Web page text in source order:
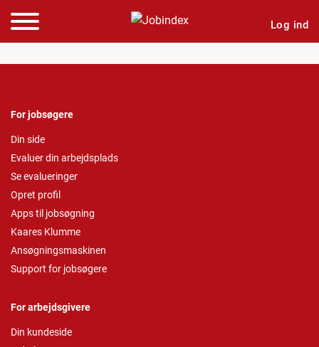
Log ind
For jobsøgere
Din side
Evaluer din arbejdsplads
Se evalueringer
Opret profil
Apps til jobsøgning
Kaares Klumme
Ansøgningsmaskinen
Support for jobsøgere
For arbejdsgivere
Din kundeside